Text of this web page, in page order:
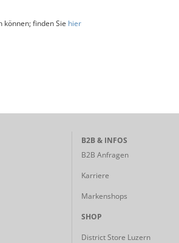
finden Sie hier
B2B & INFOS
B2B Anfragen
Karriere
Markenshops
SHOP
District Store Luzern